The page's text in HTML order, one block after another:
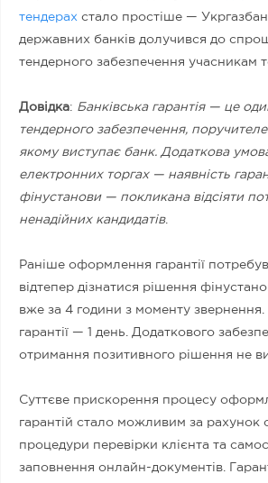
тендерах стало простіше —
державних банків долучився до
тендерного забезпечення учасникам
Довідка: Банківська гарантія — це
тендерного забезпечення,
якому виступає банк. Додаткова
електронних торгах — наявність
фінустанови — покликана відсіяти
ненадійних кандидатів.
Раніше оформлення гарантії
відтепер дізнатися рішення
вже за 4 години з моменту звернення.
гарантії — 1 день. Додаткового
отримання позитивного рішення не
Суттєве прискорення процесу
гарантій стало можливим за рахунок
процедури перевірки клієнта та
заповнення онлайн-документів.